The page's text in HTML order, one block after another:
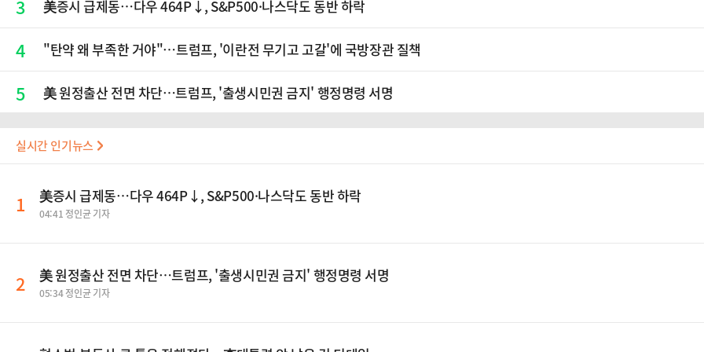
3 美증시 급제동…다우 464P↓, S&P500·나스닥도 동반 하락
4 "탄약 왜 부족한 거야"…트럼프, '이란전 무기고 고갈'에 국방장관 질책
5 美 원정출산 전면 차단…트럼프, '출생시민권 금지' 행정명령 서명
실시간 인기뉴스
1 美증시 급제동…다우 464P↓, S&P500·나스닥도 동반 하락
04:41 정인균 기자
2 美 원정출산 전면 차단…트럼프, '출생시민권 금지' 행정명령 서명
05:34 정인균 기자